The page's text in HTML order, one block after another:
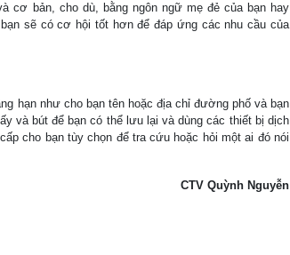
cơ bản, cho dù, bằng ngôn ngữ mẹ đẻ của bạn hay
sẽ có cơ hội tốt hơn để đáp ứng các nhu cầu của
hạn như cho bạn tên hoặc địa chỉ đường phố và bạn
và bút để bạn có thể lưu lại và dùng các thiết bị dịch
cho bạn tùy chọn để tra cứu hoặc hỏi một ai đó nói
CTV Quỳnh Nguyễn